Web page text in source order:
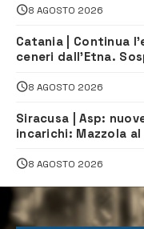
8 AGOSTO 2026
Catania | Continua
ceneri dall’Etna.
8 AGOSTO 2026
Siracusa | Asp:
incarichi: Mazzola
Servizio Legale
8 AGOSTO 2026